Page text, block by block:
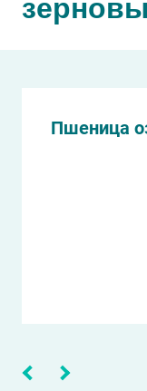
Пшеница